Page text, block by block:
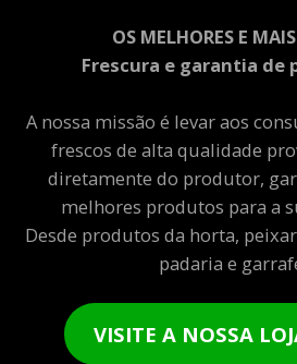
OS MELHORES E
Frescura e garantia de
A nossa missão é levar aos
frescos de alta qualidade
diretamente do produtor,
melhores produtos para a
Desde produtos da horta,
padaria e
VISITE A NOSSA